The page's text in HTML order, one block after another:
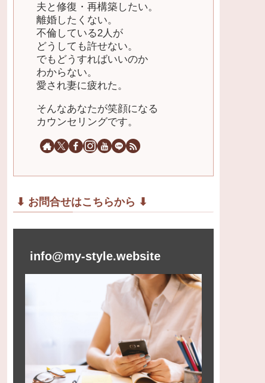
夫と修復・再構築したい。
離婚したくない。
不倫している2人が
どうしても許せない。
でもどうすればいいのか
わからない。
愛され妻に疲れた。
そんなあなたが笑顔になる
カウンセリングです。
⬇︎ お問合せはこちらから ⬇︎
info@my-style.website